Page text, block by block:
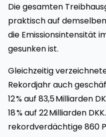
Die gesamten
praktisch auf
die Emissionsintensität
gesunken ist.
Gleichzeitig
Rekordjahr auch
12 % auf 83,5 Milliarden
18 % auf 22 Milliarden
rekordverdächtige 860